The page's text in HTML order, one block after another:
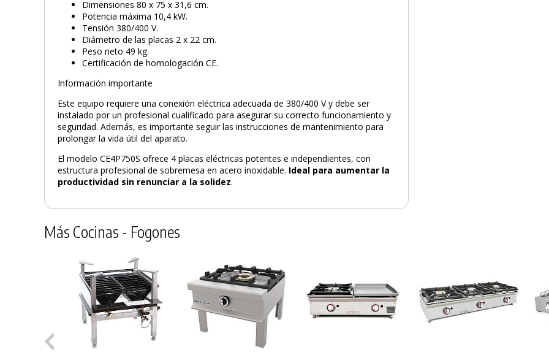
Dimensiones 80 x 75 x 31,6 cm.
Potencia máxima 10,4 kW.
Tensión 380/400 V.
Diámetro de las placas 2 x 22 cm.
Peso neto 49 kg.
Certificación de homologación CE.
Información importante
Este equipo requiere una conexión eléctrica adecuada de 380/400 V y debe ser
instalado por un profesional cualificado para asegurar su correcto funcionamiento y
seguridad. Además, es importante seguir las instrucciones de mantenimiento para
prolongar la vida útil del aparato.
El modelo CE4P750S ofrece 4 placas eléctricas potentes e independientes, con
estructura profesional de sobremesa en acero inoxidable. Ideal para aumentar la
productividad sin renunciar a la solidez.
Más Cocinas - Fogones